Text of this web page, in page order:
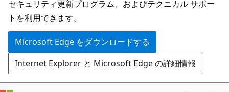
テ
ン
ツ
に
ス
キ
ビ
ゲ
ー
シ
ョ
ン
セキュリティ更新プログラム、およびテクニカル サポー
トを利用できます。
Microsoft Edge をダウンロードする
Internet Explorer と Microsoft Edge の詳細情報